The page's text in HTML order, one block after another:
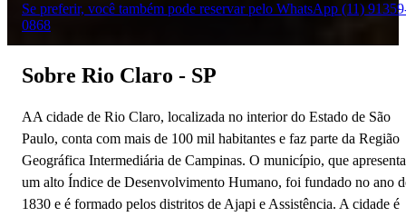
Se preferir, você também pode reservar pelo WhatsApp (11)
0868
Sobre Rio Claro - SP
AA cidade de Rio Claro, localizada no interior do Estado de São
Paulo, conta com mais de 100 mil habitantes e faz parte da Região
Geográfica Intermediária de Campinas. O município, que apresenta
um alto Índice de Desenvolvimento Humano, foi fundado no ano
1830 e é formado pelos distritos de Ajapi e Assistência. A cidade é